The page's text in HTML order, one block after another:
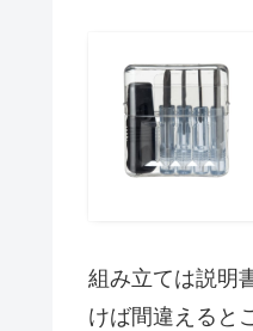
組み立ては説明
けば間違えると